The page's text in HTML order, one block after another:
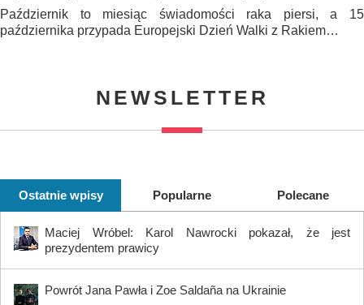
Październik to miesiąc świadomości raka piersi, a 15
października przypada Europejski Dzień Walki z Rakiem…
NEWSLETTER
Ostatnie wpisy Popularne Polecane
Maciej Wróbel: Karol Nawrocki pokazał, że jest
prezydentem prawicy
Powrót Jana Pawła i Zoe Saldaña na Ukrainie